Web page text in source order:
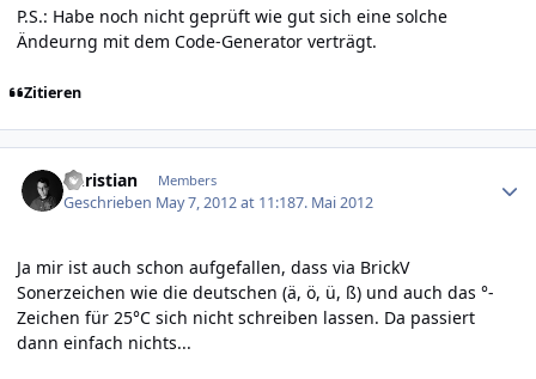
P.S.: Habe noch nicht geprüft wie gut sich eine solche
Ändeurng mit dem Code-Generator verträgt.
Zitieren
Christian Members
Geschrieben May 7, 2012 at 11:187. Mai 2012
Ja mir ist auch schon aufgefallen, dass via BrickV
Sonerzeichen wie die deutschen (ä, ö, ü, ß) und auch das °-
Zeichen für 25°C sich nicht schreiben lassen. Da passiert
dann einfach nichts...